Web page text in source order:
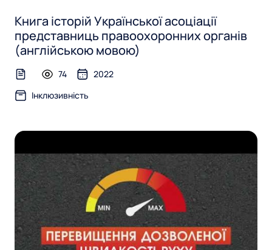
Книга історій Української асоціації
представниць правоохоронних органів
(англійською мовою)
text-file74
2022
Інклюзивність